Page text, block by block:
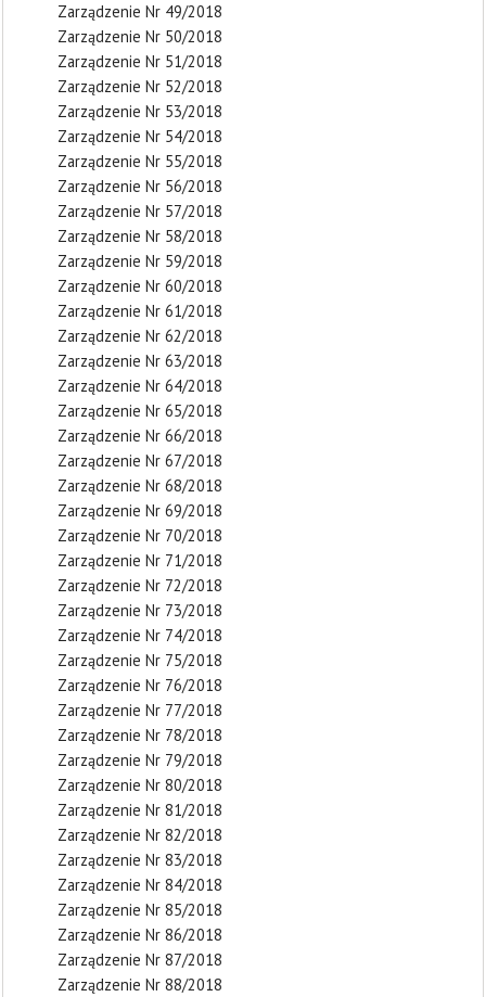
Zarządzenie Nr 49/2018
Zarządzenie Nr 50/2018
Zarządzenie Nr 51/2018
Zarządzenie Nr 52/2018
Zarządzenie Nr 53/2018
Zarządzenie Nr 54/2018
Zarządzenie Nr 55/2018
Zarządzenie Nr 56/2018
Zarządzenie Nr 57/2018
Zarządzenie Nr 58/2018
Zarządzenie Nr 59/2018
Zarządzenie Nr 60/2018
Zarządzenie Nr 61/2018
Zarządzenie Nr 62/2018
Zarządzenie Nr 63/2018
Zarządzenie Nr 64/2018
Zarządzenie Nr 65/2018
Zarządzenie Nr 66/2018
Zarządzenie Nr 67/2018
Zarządzenie Nr 68/2018
Zarządzenie Nr 69/2018
Zarządzenie Nr 70/2018
Zarządzenie Nr 71/2018
Zarządzenie Nr 72/2018
Zarządzenie Nr 73/2018
Zarządzenie Nr 74/2018
Zarządzenie Nr 75/2018
Zarządzenie Nr 76/2018
Zarządzenie Nr 77/2018
Zarządzenie Nr 78/2018
Zarządzenie Nr 79/2018
Zarządzenie Nr 80/2018
Zarządzenie Nr 81/2018
Zarządzenie Nr 82/2018
Zarządzenie Nr 83/2018
Zarządzenie Nr 84/2018
Zarządzenie Nr 85/2018
Zarządzenie Nr 86/2018
Zarządzenie Nr 87/2018
Zarządzenie Nr 88/2018